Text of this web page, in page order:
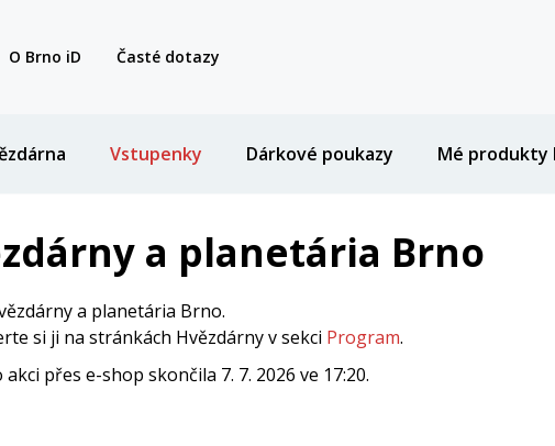
O Brno iD Časté dotazy
Vstupenky Dárkové poukazy Mé produkty
a planetária Brno
a planetária Brno.
si ji na stránkách Hvězdárny v sekci Program.
přes e-shop skončila 7. 7. 2026 ve 17:20.